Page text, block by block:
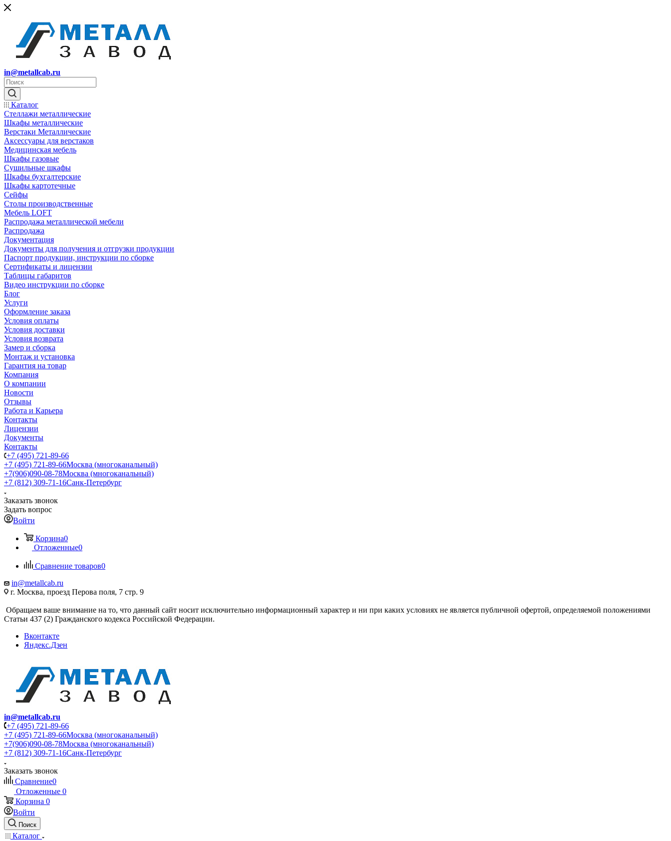
in@metallcab.ru
Каталог
Стеллажи металлические
Шкафы металлические
Верстаки Металлические
Аксессуары для верстаков
Медицинская мебель
Шкафы газовые
Сушильные шкафы
Шкафы бухгалтерские
Шкафы картотечные
Сейфы
Столы производственные
Мебель LOFT
Распродажа металлической мебели
Распродажа
Документация
Документы для получения и отгрузки продукции
Паспорт продукции, инструкции по сборке
Сертификаты и лицензии
Таблицы габаритов
Видео инструкции по сборке
Блог
Услуги
Оформление заказа
Условия оплаты
Условия доставки
Условия возврата
Замер и сборка
Монтаж и установка
Гарантия на товар
Компания
О компании
Новости
Отзывы
Работа и Карьера
Контакты
Лицензии
Документы
Контакты
+7 (495) 721-89-66
+7 (495) 721-89-66Москва (многоканальный)
+7(906)090-08-78Москва (многоканальный)
+7 (812) 309-71-16Санк-Петербург
Заказать звонок
Задать вопрос
Войти
Корзина0
Отложенные0
Сравнение товаров0
in@metallcab.ru
г. Москва, проезд Перова поля, 7 стр. 9
Обращаем ваше внимание на то, что данный сайт носит исключительно информационный характер и ни при каких условиях не является публичной офертой, определяемой положениями
Статьи 437 (2) Гражданского кодекса Российской Федерации.
Вконтакте
Яндекс.Дзен
in@metallcab.ru
+7 (495) 721-89-66
+7 (495) 721-89-66Москва (многоканальный)
+7(906)090-08-78Москва (многоканальный)
+7 (812) 309-71-16Санк-Петербург
Заказать звонок
Сравнение0
Отложенные 0
Корзина 0
Войти
Поиск
Каталог